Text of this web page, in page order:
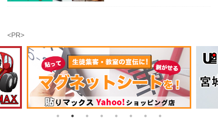
<PR>